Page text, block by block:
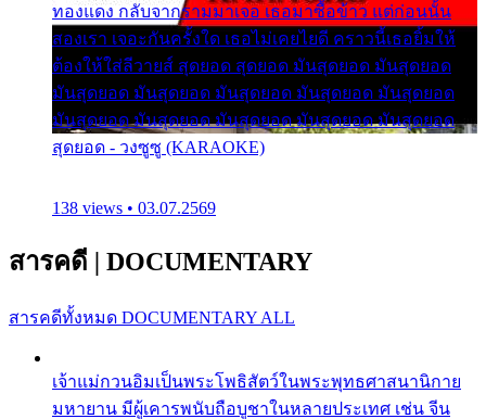
ทองแดง กลับจากรามมาเจอ เธอมาซื้อข้าว แต่ก่อนนั้น
สองเรา เจอะกันครั้งใด เธอไม่เคยไยดี คราวนี้เธอยิ้มให้
ต้องให้ใส่ลีวายส์ สุดยอด สุดยอด มันสุดยอด มันสุดยอด
มันสุดยอด มันสุดยอด มันสุดยอด มันสุดยอด มันสุดยอด
มันสุดยอด มันสุดยอด มันสุดยอด มันสุดยอด มันสุดยอด
สุดยอด - วงซูซู (KARAOKE)
138 views • 03.07.2569
สารคดี | DOCUMENTARY
สารคดีทั้งหมด DOCUMENTARY ALL
เจ้าแม่กวนอิมเป็นพระโพธิสัตว์ในพระพุทธศาสนานิกาย
มหายาน มีผู้เคารพนับถือบูชาในหลายประเทศ เช่น จีน